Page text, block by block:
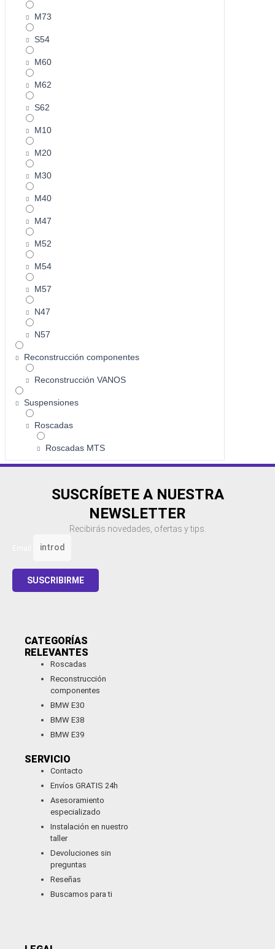
M73
S54
M60
M62
S62
M10
M20
M30
M40
M47
M52
M54
M57
N47
N57
Reconstrucción componentes
Reconstrucción VANOS
Suspensiones
Roscadas
Roscadas MTS
SUSCRÍBETE A NUESTRA
NEWSLETTER
Recibirás novedades, ofertas y tips.
SUSCRIBIRME
CATEGORÍAS
RELEVANTES​
Roscadas
Reconstrucción
componentes
BMW E30
BMW E38
BMW E39
SERVICIO
Contacto
Envíos GRATIS 24h
Asesoramiento
especializado
Instalación en nuestro
taller
Devoluciones sin
preguntas
Reseñas
Buscamos para ti